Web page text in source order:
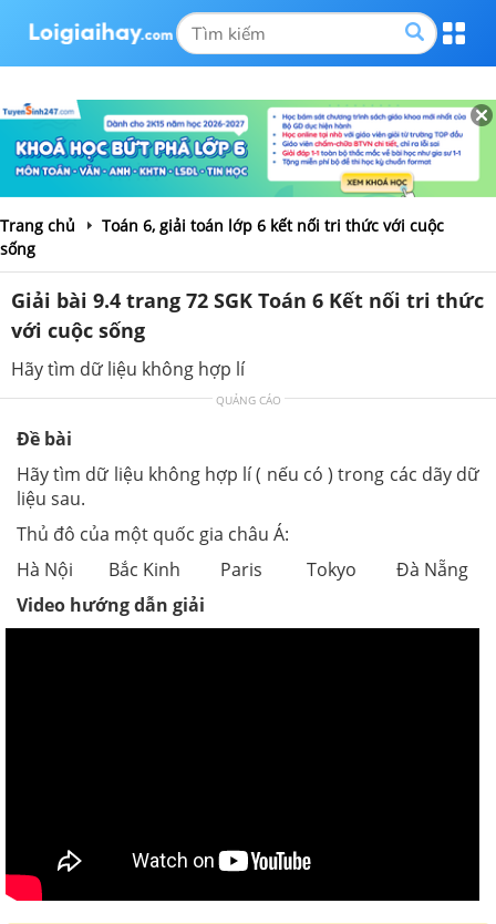
Trang chủ
Toán 6, giải toán lớp 6 kết nối tri thức với cuộc
sống
Giải bài 9.4 trang 72 SGK Toán 6 Kết nối tri thức
với cuộc sống
Hãy tìm dữ liệu không hợp lí
QUẢNG CÁO
Đề bài
Hãy tìm dữ liệu không hợp lí ( nếu có ) trong các dãy dữ
liệu sau.
Thủ đô của một quốc gia châu Á:
Hà Nội Bắc Kinh Paris Tokyo Đà Nẵng
Video hướng dẫn giải